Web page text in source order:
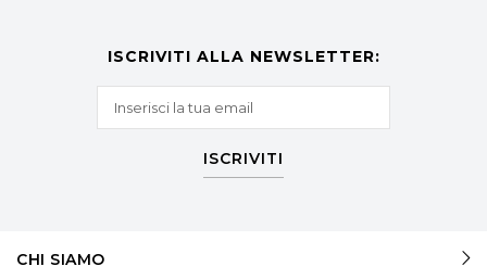
ISCRIVITI ALLA NEWSLETTER:
ISCRIVITI
CHI SIAMO